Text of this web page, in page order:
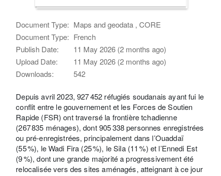
Document Type: Maps and geodata , CORE
Document Type: French
Publish Date:
11 May 2026 (2 months ago)
Upload Date:
11 May 2026 (2 months ago)
Downloads:
542
Depuis avril 2023, 927 452 réfugiés soudanais ayant fui le
conflit entre le gouvernement et les Forces de Soutien
Rapide (FSR) ont traversé la frontière tchadienne
(267 835 ménages), dont 905 338 personnes enregistrées
ou pré-enregistrées, principalement dans l’Ouaddaï
(55 %), le Wadi Fira (25 %), le Sila (11 %) et l’Ennedi Est
(9 %), dont une grande majorité a progressivement été
relocalisée vers des sites aménagés, atteignant à ce jour